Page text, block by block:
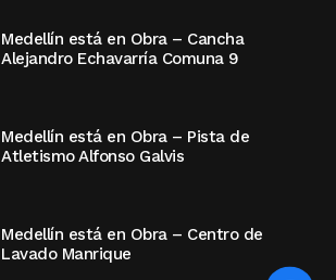
Medellín está en Obra – Cancha
Alejandro Echavarría Comuna 9
Medellín está en Obra – Pista de
Atletismo Alfonso Galvis
Medellín está en Obra – Centro de
Lavado Manrique